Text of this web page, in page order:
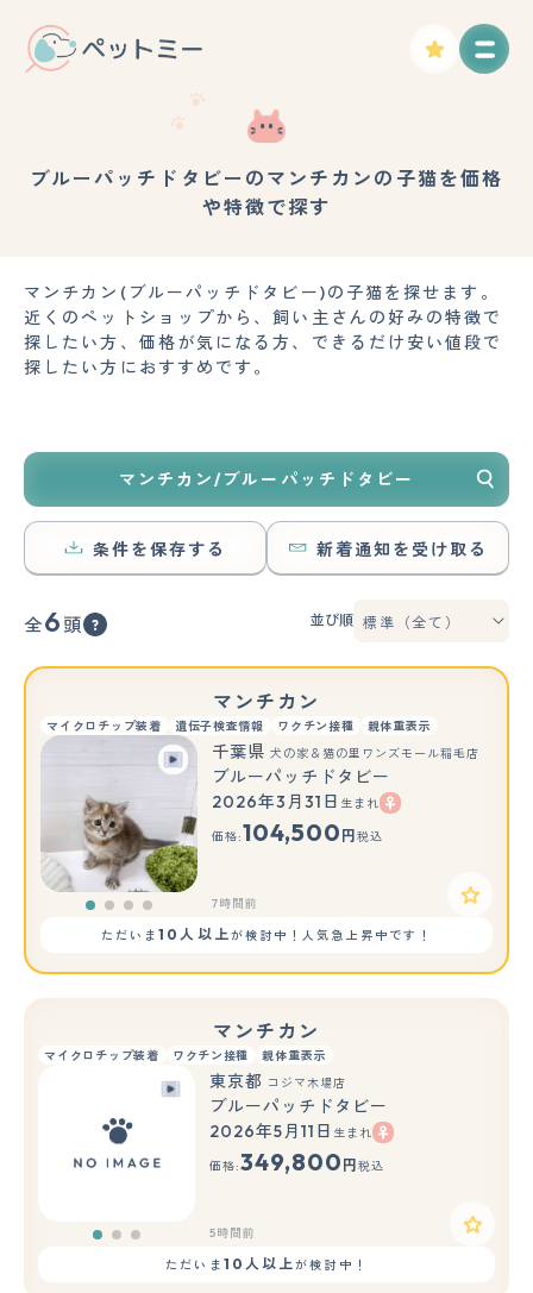
ブルーパッチドタビーのマンチカンの子猫を価格
や特徴で探す
マンチカン(ブルーパッチドタビー)の子猫を探せます。
近くのペットショップから、飼い主さんの好みの特徴で
探したい方、価格が気になる方、できるだけ安い値段で
探したい方におすすめです。
マンチカン/ブルーパッチドタビー
条件を保存する 新着通知を受け取る
全6 頭 並び順
マンチカン
マイクロチップ装着 遺伝子検査情報 ワクチン接種 親体重表示
千葉県 犬の家＆猫の里ワンズモール稲毛店
ブルーパッチドタビー
2026年3月31日 生まれ
価格:104,500 円 税込
7時間前
ただいま10人以上が検討中！人気急上昇中です！
マンチカン
マイクロチップ装着 ワクチン接種 親体重表示
もっと見る
東京都 コジマ木場店
ブルーパッチドタビー
2026年5月11日 生まれ
価格:349,800 円 税込
5時間前
ただいま 10人以上が検討中！